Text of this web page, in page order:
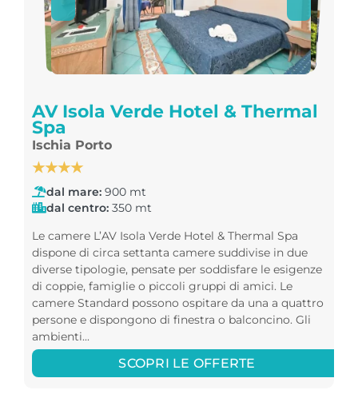
AV Isola Verde Hotel & Thermal
Spa
Ischia Porto
★★★★
dal mare: 900 mt
dal centro: 350 mt
Le camere L’AV Isola Verde Hotel & Thermal Spa
dispone di circa settanta camere suddivise in due
diverse tipologie, pensate per soddisfare le esigenze
di coppie, famiglie o piccoli gruppi di amici. Le
camere Standard possono ospitare da una a quattro
persone e dispongono di finestra o balconcino. Gli
ambienti...
SCOPRI LE OFFERTE